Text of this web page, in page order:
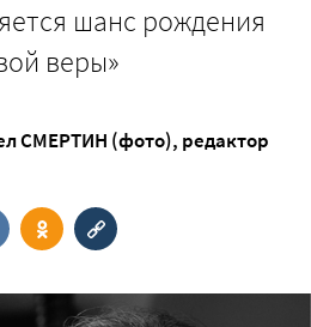
шанс рождения
веры»
СМЕРТИН (фото), редактор